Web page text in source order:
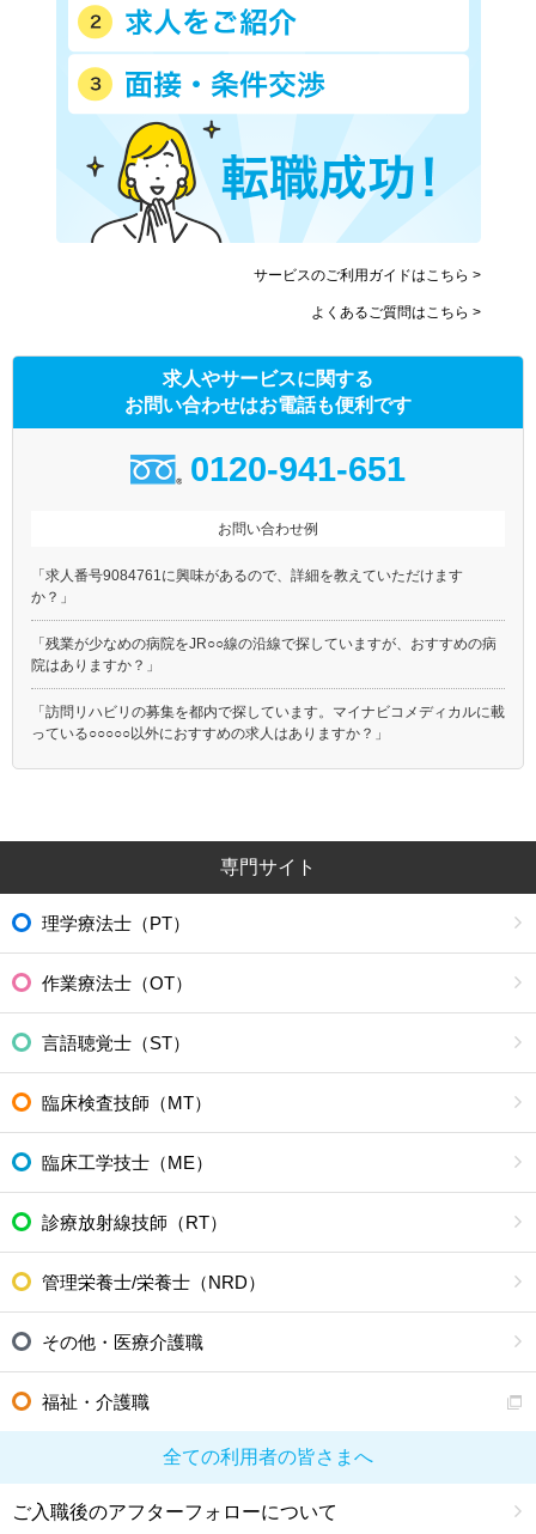
サービスのご利用ガイドはこちら >
よくあるご質問はこちら >
求人やサービスに関する
お問い合わせはお電話も便利です
0120-941-651
お問い合わせ例
「求人番号9084761に興味があるので、詳細を教えていただけます
か？」
「残業が少なめの病院をJR○○線の沿線で探していますが、おすすめの病
院はありますか？」
「訪問リハビリの募集を都内で探しています。マイナビコメディカルに載
っている○○○○○以外におすすめの求人はありますか？」
専門サイト
理学療法士（PT）
作業療法士（OT）
言語聴覚士（ST）
臨床検査技師（MT）
臨床工学技士（ME）
診療放射線技師（RT）
管理栄養士/栄養士（NRD）
その他・医療介護職
福祉・介護職
全ての利用者の皆さまへ
ご入職後のアフターフォローについて